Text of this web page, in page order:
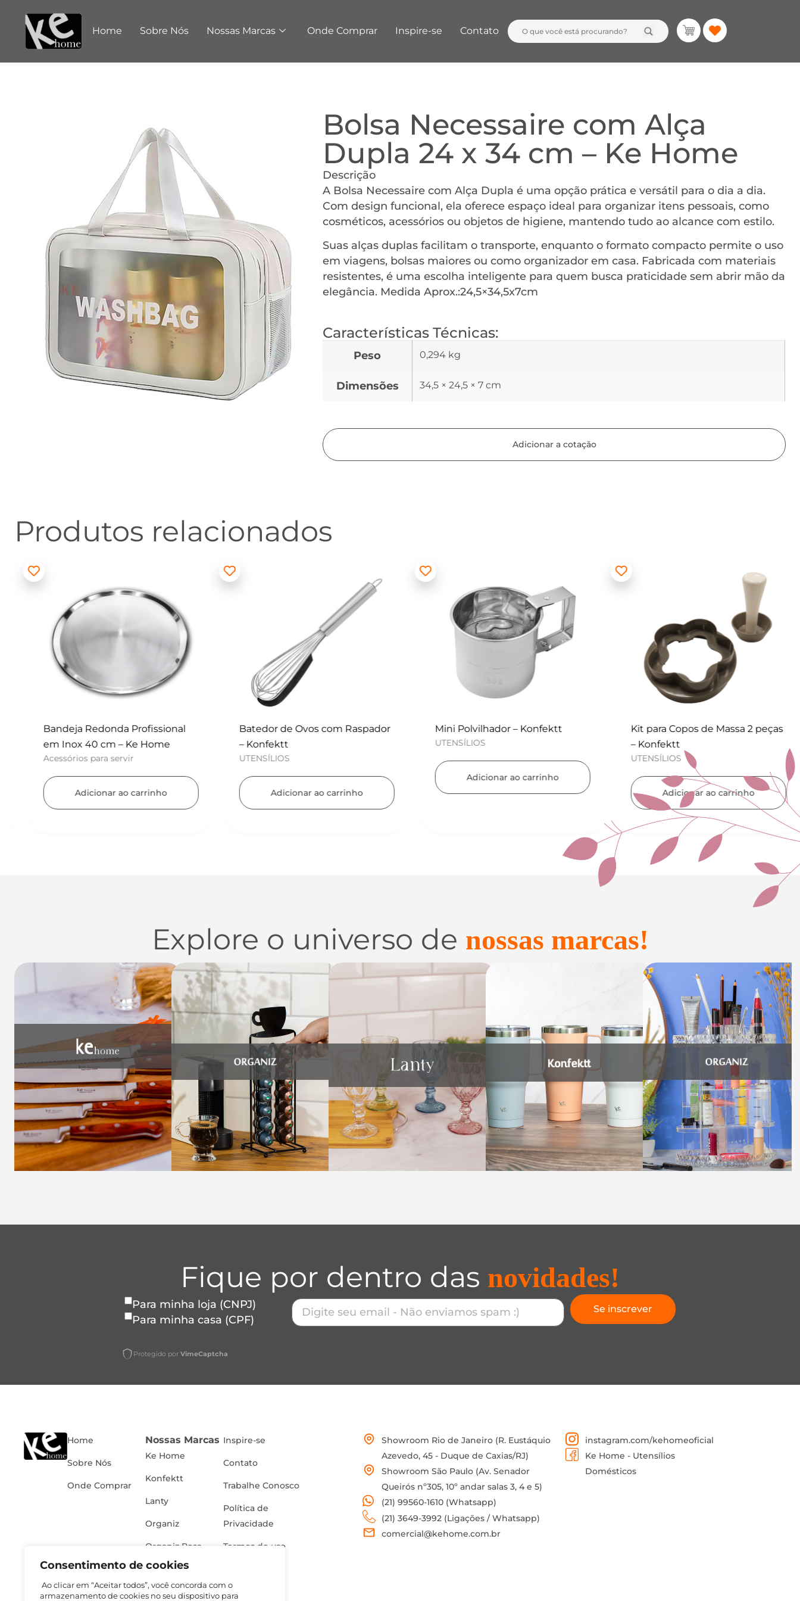
Consentimento de cookies
Ao clicar em “Aceitar todos”, você concorda com o
armazenamento de cookies no seu dispositivo para
Home Sobre Nós Nossas Marcas Onde Comprar Inspire-se Contato
Bolsa Necessaire com Alça
Dupla 24 x 34 cm – Ke Home
Descrição
A Bolsa Necessaire com Alça Dupla é uma opção prática e versátil para o dia a dia.
Com design funcional, ela oferece espaço ideal para organizar itens pessoais, como
cosméticos, acessórios ou objetos de higiene, mantendo tudo ao alcance com estilo.
Suas alças duplas facilitam o transporte, enquanto o formato compacto permite o uso
em viagens, bolsas maiores ou como organizador em casa. Fabricada com materiais
resistentes, é uma escolha inteligente para quem busca praticidade sem abrir mão da
elegância. Medida Aprox.:24,5×34,5x7cm
Características Técnicas:
Peso 0,294 kg
Dimensões 34,5 × 24,5 × 7 cm
Adicionar a cotação
Produtos relacionados
Bandeja Redonda Profissional
em Inox 40 cm – Ke Home
Acessórios para servir
Adicionar ao carrinho
Batedor de Ovos com Raspador
– Konfektt
UTENSÍLIOS
Adicionar ao carrinho
Mini Polvilhador – Konfektt
UTENSÍLIOS
Adicionar ao carrinho
Kit para Copos de Massa 2 peças
– Konfektt
UTENSÍLIOS
Adicionar ao carrinho
Explore o universo de nossas marcas!
Utensílios do Lar
Casa e
Organização
Vidro
Acessórios
inteligentes
Fique por dentro das novidades!
Para minha loja (CNPJ)
Para minha casa (CPF)
Se inscrever
Protegido por VimeCaptcha
Home
Sobre Nós
Onde Comprar
Nossas Marcas
Ke Home
Konfektt
Lanty
Organiz
Organiz Rosa
Inspire-se
Contato
Trabalhe Conosco
Política de
Privacidade
Termos de uso
Showroom Rio de Janeiro (R. Eustáquio
Azevedo, 45 - Duque de Caxias/RJ)
Showroom São Paulo (Av. Senador
Queirós nº305, 10º andar salas 3, 4 e 5)
(21) 99560-1610 (Whatsapp)
(21) 3649-3992 (Ligações / Whatsapp)
comercial@kehome.com.br
instagram.com/kehomeoficial
Ke Home - Utensílios
Domésticos